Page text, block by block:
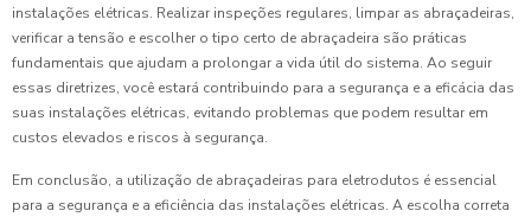
instalações elétricas. Realizar inspeções regulares, limpar as abraçadeiras,
verificar a tensão e escolher o tipo certo de abraçadeira são práticas
fundamentais que ajudam a prolongar a vida útil do sistema. Ao seguir
essas diretrizes, você estará contribuindo para a segurança e a eficácia das
suas instalações elétricas, evitando problemas que podem resultar em
custos elevados e riscos à segurança.
Em conclusão, a utilização de abraçadeiras para eletrodutos é essencial
para a segurança e a eficiência das instalações elétricas. A escolha correta